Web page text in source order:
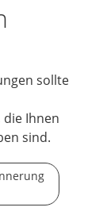
sollte
die Ihnen
sind.